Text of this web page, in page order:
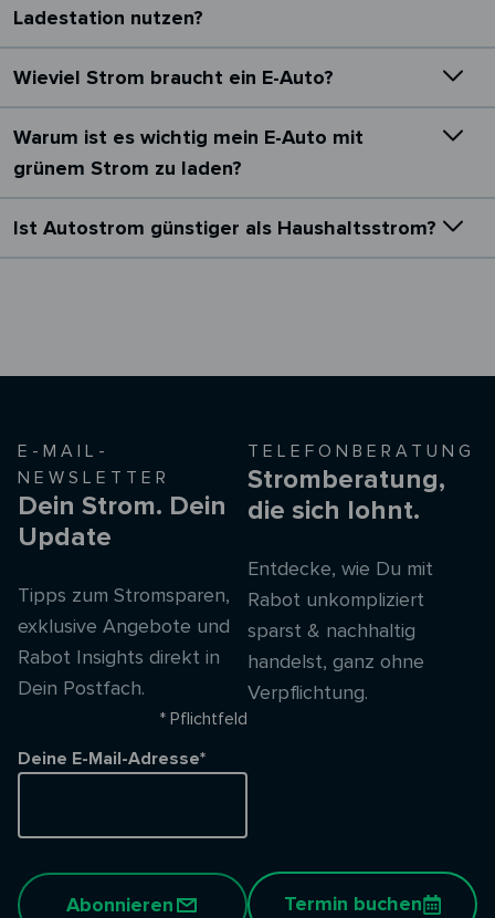
Ladestation nutzen?
Wieviel Strom braucht ein E-Auto?
Warum ist es wichtig mein E-Auto mit
grünem Strom zu laden?
Ist Autostrom günstiger als Haushaltsstrom?
E-MAIL-
NEWSLETTER
Dein Strom. Dein
Update
Tipps zum Stromsparen,
exklusive Angebote und
Rabot Insights direkt in
Dein Postfach.
* Pflichtfeld
Deine E-Mail-Adresse*
Abonnieren
TELEFONBERATUNG
Stromberatung,
die sich lohnt.
Entdecke, wie Du mit
Rabot unkompliziert
sparst & nachhaltig
handelst, ganz ohne
Verpflichtung.
Termin buchen